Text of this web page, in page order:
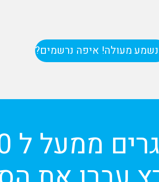
נשמע מעולה! איפה נרשמים?